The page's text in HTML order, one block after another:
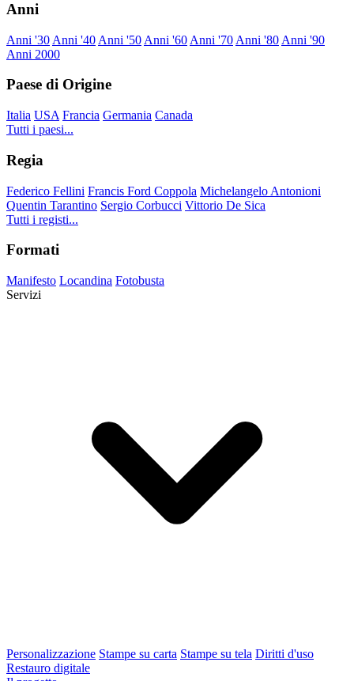
Anni
Anni '30 Anni '40 Anni '50 Anni '60 Anni '70 Anni '80 Anni '90
Anni 2000
Paese di Origine
Italia USA Francia Germania Canada
Tutti i paesi...
Regia
Federico Fellini Francis Ford Coppola Michelangelo Antonioni
Quentin Tarantino Sergio Corbucci Vittorio De Sica
Tutti i registi...
Formati
Manifesto Locandina Fotobusta
Servizi
Personalizzazione Stampe su carta Stampe su tela Diritti d'uso
Restauro digitale